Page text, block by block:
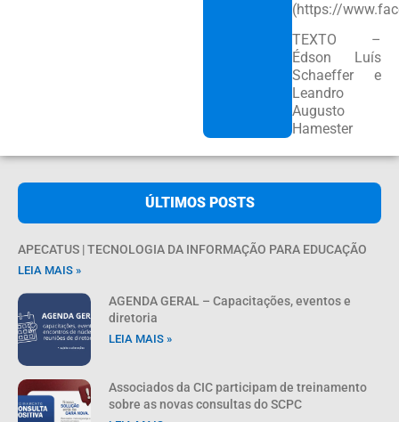
(https://
TEXTO –
Édson Luís
Schaeffer e
Leandro
Augusto
Hamester
ÚLTIMOS POSTS
APECATUS | TECNOLOGIA DA INFORMAÇÃO PARA EDUCAÇÃO
LEIA MAIS »
AGENDA GERAL – Capacitações, eventos e
diretoria
LEIA MAIS »
Associados da CIC participam de treinamento
sobre as novas consultas do SCPC